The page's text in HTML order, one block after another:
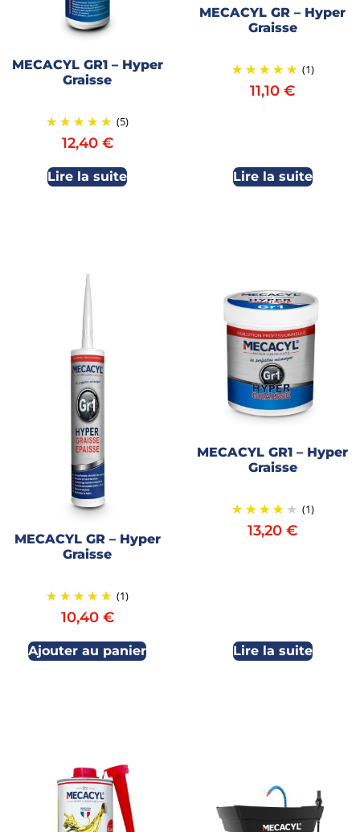
MECACYL GR1 – Hyper
Graisse
(5)
12,40 €
Lire la suite
MECACYL GR – Hyper
Graisse
(1)
11,10€
Lire la suite
MECACYL GR – Hyper
Graisse
(1)
10,40 €
Ajouter au panier
MECACYL GR1 – Hyper
Graisse
(1)
13,20€
Lire la suite